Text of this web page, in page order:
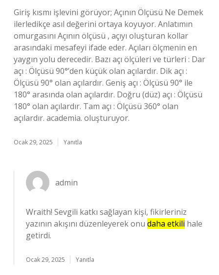
Giriş kısmı işlevini görüyor; Açının Ölçüsü Ne Demek
ilerledikçe asıl değerini ortaya koyuyor. Anlatımın
omurgasını Açının ölçüsü , açıyı oluşturan kollar
arasındaki mesafeyi ifade eder. Açıları ölçmenin en
yaygın yolu derecedir. Bazı açı ölçüleri ve türleri : Dar
açı : Ölçüsü 90°’den küçük olan açılardır. Dik açı :
Ölçüsü 90° olan açılardır. Geniş açı : Ölçüsü 90° ile
180° arasında olan açılardır. Doğru (düz) açı : Ölçüsü
180° olan açılardır. Tam açı : Ölçüsü 360° olan
açılardır. academia. oluşturuyor.
Ocak 29, 2025 Yanıtla
admin
Wraith! Sevgili katkı sağlayan kişi, fikirleriniz
yazının akışını düzenleyerek onu daha etkili hale
getirdi.
Ocak 29, 2025 Yanıtla